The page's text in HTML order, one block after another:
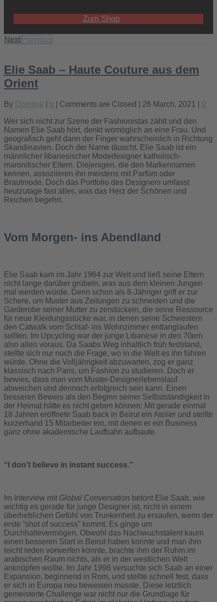
Zum Shop
Next Previous
Elie Saab – Haute Couture aus dem
Orient
By Dominik b Comments are Closed | 26 March, 2021 | 0
Wer sich nicht zur Szene der Fashionistas zählt und den
Namen Elie Saab hört, denkt womöglich an eine Frau. Und
geografisch geht dann der Finger wahrscheinlich in Richtung
Skandinavien. Doch der Name täuscht. Elie Saab ist ein
männlicher libanesischer Modedesigner katholisch-
maronitischer Eltern. Diejenigen, die den Markennamen
kennen, assoziieren ihn meistens mit Parfüm oder
Brautmode. Doch das Portfolio des Designers umfasst
heutzutage fast alles, was das Herz der Schönen und
Reichen begehrt.
Vom Morgen- ins Abendland
Elie Saab kam im Jahr 1964 zur Welt und ließ seine Eltern
nicht lange darüber grübeln, was aus dem kleinen Jungen
mal werden würde. Denn schon als 8-Jähriger griff er zur
Schere, um Muster aus Zeitungen zu schneiden und die
Garderobe seiner Mutter zu zerstückeln, die seine Ressource
für neue Kleidungsstücke war, in denen seine Schwestern
den Catwalk vom Schlaf- ins Wohnzimmer entlanglaufen
sollten. Im Upcycling war der junge Libanese in den 70ern
also allen voraus. Da Saabs Weg inhaltlich früh feststand,
stellte sich nur noch die Frage, wo in die Welt es ihn führen
würde. Ohne die Volljährigkeit abzuwarten, zog er ganz
klassisch nach Paris, um Fashion zu studieren. Doch er
bewies, dass man vom Muster-Designerlebenslauf
abweichen und dennoch erfolgreich sein kann. Einen
besseren Beweis als den Beginn seiner Selbstständigkeit in
der Heimat hätte es nicht geben können: Mit gerade einmal
18 Jahren eröffnete Saab back in Beirut ein Atelier und stellte
kurzerhand 15 Mitarbeiter ein, mit denen er ein Business
ganz ohne akademische Laufbahn aufbaute.
“I don’t believe in instant success.”
Im Interview mit Global Conversation betont Elie Saab, wie
wichtig es gerade für junge Designer ist, nicht in einem
überheblichen Gefühl von Trunkenheit zu ersaufen, wenn der
erste “shot of success” kommt. Es ginge um
Durchhaltevermögen. Obwohl das Nachwuchstalent kaum
einen besseren Start in Beirut haben konnte und man ihm
leicht reden vorwerfen könnte, brachte ihm der Ruhm im
arabischen Raum nichts, als er in der westlichen Welt
anknüpfen wollte. Im Jahr 1996 versuchte sich Saab an einer
Expansion, beginnend in Rom, und stellte schnell fest, dass
er sich in Europa neu beweisen musste. Diese letztlich
gemeisterte Challenge war nicht nur die Grundlage für